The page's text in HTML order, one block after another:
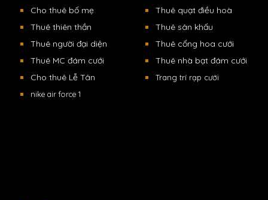
Cho thuê bố mẹ
Thuê thiên thần
Thuê người đại diện
Thuê MC đám cưới
Cho thuê Lễ Tân
nike air force 1
Thuê quạt điều hoà
Thuê sân khấu
Thuê cổng hoa cưới
Thuê nhà bạt đám cưới
Trang trí rạp cưới